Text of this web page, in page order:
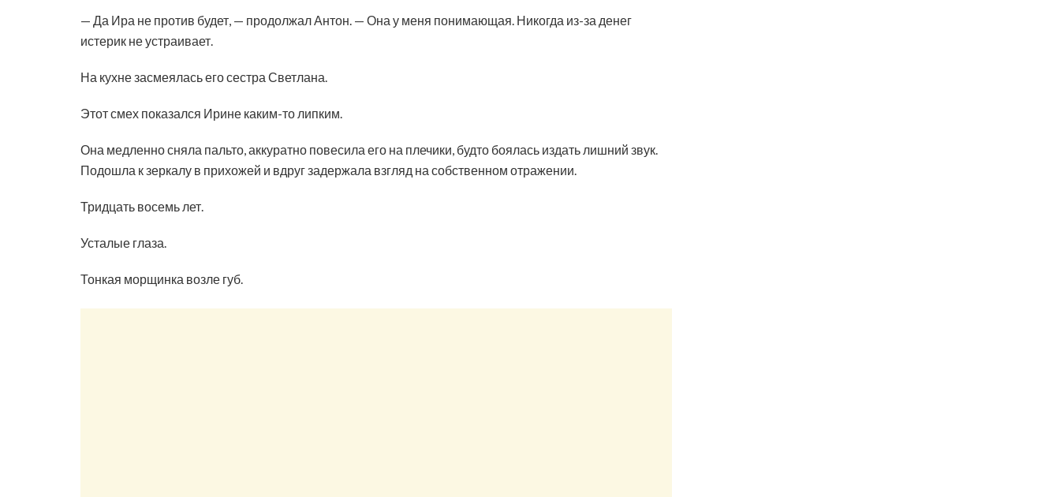
— Да Ира не против будет, — продолжал Антон. — Она у меня понимающая. Никогда из-за денег
истерик не устраивает.
На кухне засмеялась его сестра Светлана.
Этот смех показался Ирине каким-то липким.
Она медленно сняла пальто, аккуратно повесила его на плечики, будто боялась издать лишний звук.
Подошла к зеркалу в прихожей и вдруг задержала взгляд на собственном отражении.
Тридцать восемь лет.
Усталые глаза.
Тонкая морщинка возле губ.